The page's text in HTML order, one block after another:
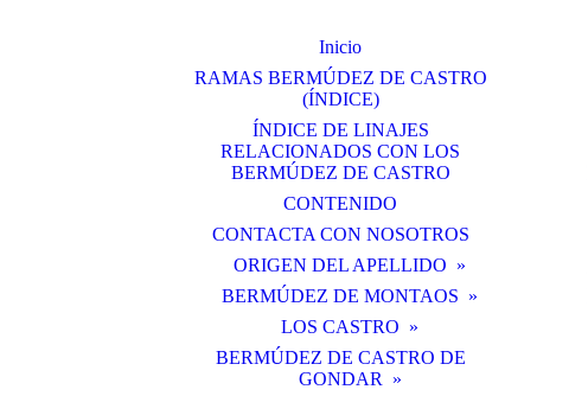
Inicio
RAMAS BERMÚDEZ DE CASTRO
(ÍNDICE)
ÍNDICE DE LINAJES
RELACIONADOS CON LOS
BERMÚDEZ DE CASTRO
CONTENIDO
CONTACTA CON NOSOTROS
ORIGEN DEL APELLIDO
BERMÚDEZ DE MONTAOS
LOS CASTRO
BERMÚDEZ DE CASTRO DE
GONDAR